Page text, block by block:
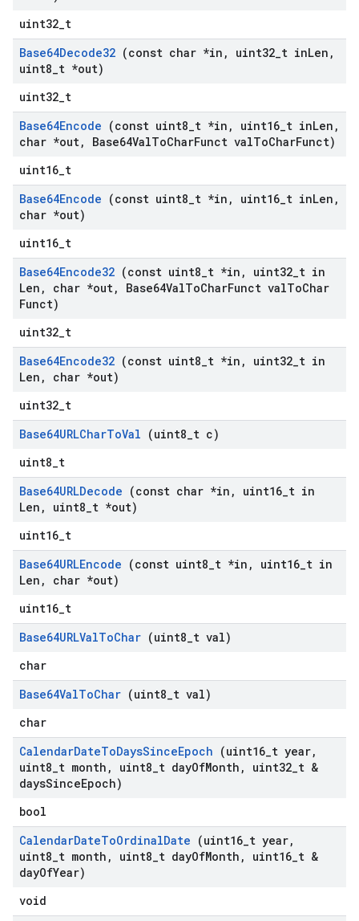
uint32_t
Base64Decode32 (const char *in , uint32 t inLen ,
uint8 t *out)
uint32_t
Base64Encode (const uint8 t *in , uint16 t inLen ,
char *out, Base64ValToCharFunct valToCharFunct)
uint16_t
Base64Encode (const uint8 t *in , uint16 t inLen ,
char *out)
uint16_t
Base64Encode32 (const uint8 t *in , uint32 t in
Len , char *out, Base64ValToCharFunct valToChar
Funct)
uint32_t
Base64Encode32 (const uint8 t *in , uint32 t in
Len ,
char *out)
uint32_t
Base64URLCharToVal (uint8 t c)
uint8_t
Base64URLDecode (const char *in , uint16 t in
Len , uint8 t *out)
uint16_t
Base64URLEncode (const uint8 t *in , uint16 t in
Len ,
char *out)
uint16_t
Base64URLValToChar (uint8 t val)
char
Base64ValToChar (uint8 t val)
char
CalendarDateToDaysSinceEpoch (uint16 t year,
uint8 t month , uint8 t dayOfMonth , uint32 t &
daysSinceEpoch)
bool
CalendarDateToOrdinalDate (uint16 t year,
uint8 t month , uint8 t dayOfMonth , uint16 t &
dayOfYear)
void